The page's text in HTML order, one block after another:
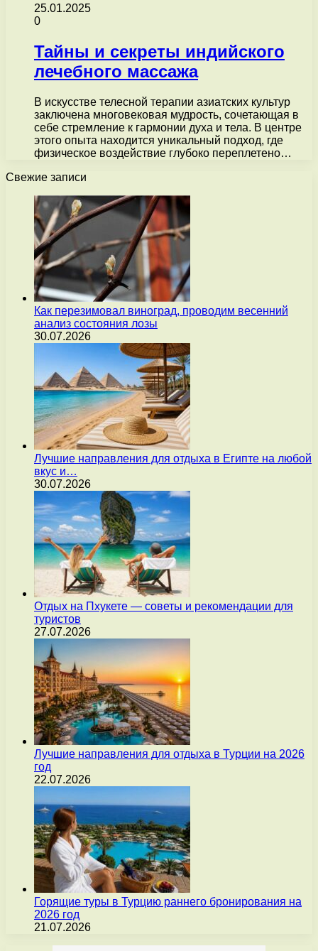
25.01.2025
0
Тайны и секреты индийского
лечебного массажа
В искусстве телесной терапии азиатских культур
заключена многовековая мудрость, сочетающая в
себе стремление к гармонии духа и тела. В центре
этого опыта находится уникальный подход, где
физическое воздействие глубоко переплетено…
Свежие записи
Как перезимовал виноград, проводим весенний
анализ состояния лозы
30.07.2026
Лучшие направления для отдыха в Египте на любой
вкус и…
30.07.2026
Отдых на Пхукете — советы и рекомендации для
туристов
27.07.2026
Лучшие направления для отдыха в Турции на 2026
год
22.07.2026
Горящие туры в Турцию раннего бронирования на
2026 год
21.07.2026